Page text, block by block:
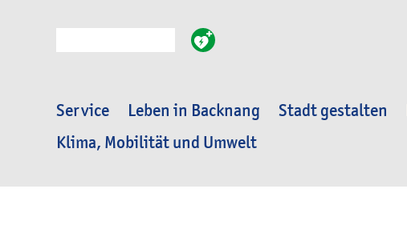
Service Leben in Backnang Stadt gestalten
Klima, Mobilität und Umwelt